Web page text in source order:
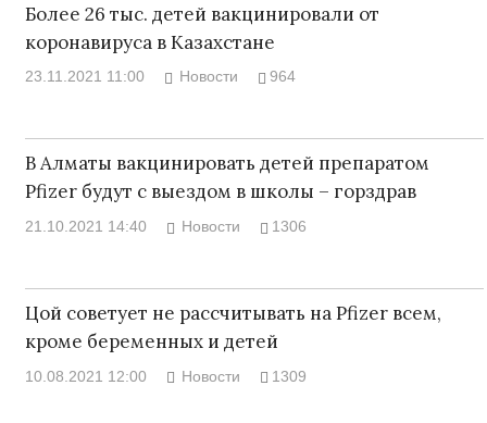
Более 26 тыс. детей вакцинировали от
коронавируса в Казахстане
23.11.2021 11:00 Новости 964
В Алматы вакцинировать детей препаратом
Pfizer будут с выездом в школы – горздрав
21.10.2021 14:40 Новости 1306
Цой советует не рассчитывать на Pfizer всем,
кроме беременных и детей
10.08.2021 12:00 Новости 1309